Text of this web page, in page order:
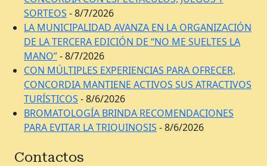
SORTEOS - 8/7/2026
LA MUNICIPALIDAD AVANZA EN LA ORGANIZACIÓN
DE LA TERCERA EDICIÓN DE “NO ME SUELTES LA
MANO”- 8/7/2026
CON MÚLTIPLES EXPERIENCIAS PARA OFRECER,
CONCORDIA MANTIENE ACTIVOS SUS ATRACTIVOS
TURÍSTICOS - 8/6/2026
BROMATOLOGÍA BRINDA RECOMENDACIONES
PARA EVITAR LA TRIQUINOSIS - 8/6/2026
Contactos